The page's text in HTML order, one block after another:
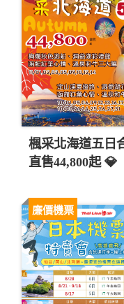
楓采北海道五日
直售44,800起 💎
廉價機票